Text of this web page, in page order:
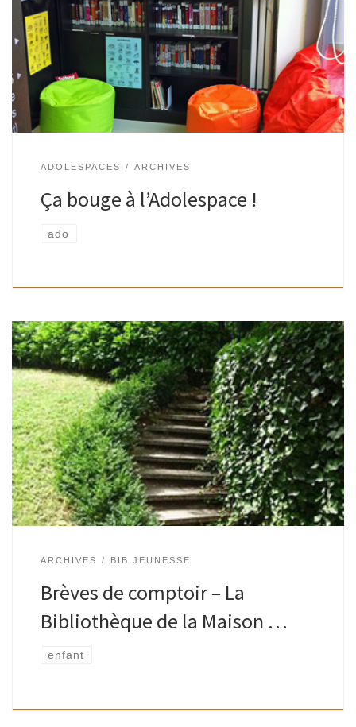
Vous ne le savez peut-être pas encore, mais ce lundi 10
janvier, l’Adolespace du Delvaux a déménagé ! Rassurez
vous, il n’est pas allé bien loin ! Juste là-bas… Dans […]
ADOLESPACES ARCHIVES
Ça bouge à l’Adolespace !
ado
Quel beau moment passé avec « les amis du Hondenberg »
ce mercredi 22 décembre ! Tout d’abord quelques 110
enfants (dont de très grands…) ont découvert avec délice
les contes impertinents […]
ARCHIVES BIB JEUNESSE
Brèves de comptoir – La
Bibliothèque de la Maison …
enfant